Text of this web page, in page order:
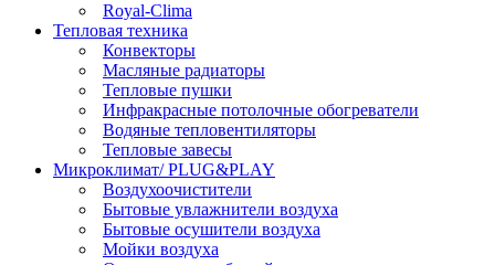
Royal-Clima
Тепловая техника
Конвекторы
Масляные радиаторы
Тепловые пушки
Инфракрасные потолочные обогреватели
Водяные тепловентиляторы
Тепловые завесы
Микроклимат/ PLUG&PLAY
Воздухоочистители
Бытовые увлажнители воздуха
Бытовые осушители воздуха
Мойки воздуха